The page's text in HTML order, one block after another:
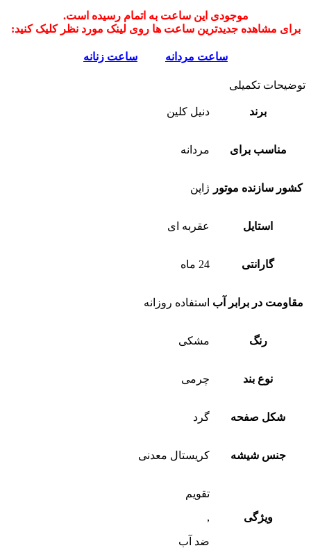
موجودی این ساعت به اتمام رسیده است.
برای مشاهده جدیدترین ساعت ها روی لینک مورد نظر کلیک کنید:
ساعت مردانه ساعت زنانه
توضیحات تکمیلی
برند دنیل کلین
مناسب برای مردانه
کشور سازنده موتور ژاپن
استایل عقربه ای
گارانتی 24 ماه
مقاومت در برابر آب استفاده روزانه
رنگ مشکی
نوع بند چرمی
شکل صفحه گرد
جنس شیشه کریستال معدنی
ویژگی
تقویم
,
ضد آب